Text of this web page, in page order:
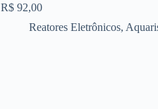
R$92,00
Reatores Eletrônicos,